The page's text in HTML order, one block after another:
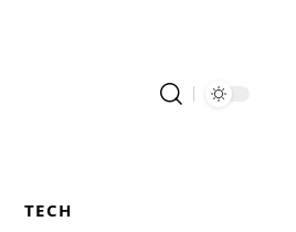
TECH